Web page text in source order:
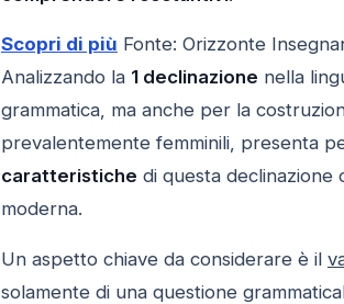
Scopri di più Fonte: Orizzonte
Analizzando la 1 declinazione nella
grammatica, ma anche per la
prevalentemente femminili, presenta
caratteristiche di questa declinazione
moderna.
Un aspetto chiave da considerare è il
solamente di una questione